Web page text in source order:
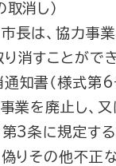
取消し）
は、協力事業
消すことがで
知書（様式第6
を廃止し、又
に規定する認
その他不正な